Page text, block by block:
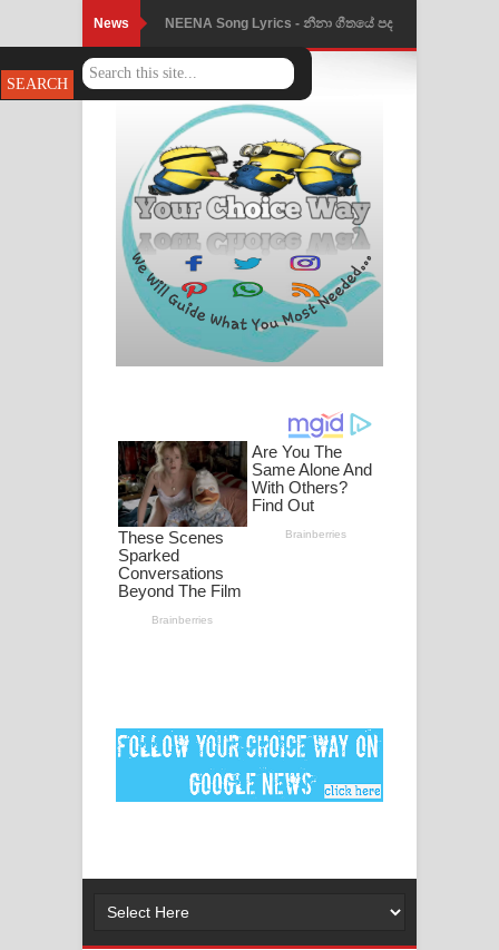
News NEENA Song Lyrics - නීනා ගීතයේ පද
පෙළ
Ahimi Wimai Himi Song Lyrics - අහිමි
විමයි හිමි ගීතයේ පද පෙළ
Mathaka Parana Song Lyrics - මතක
පාරනා ගීතයේ පද පෙළ
Nimnadhen Song Lyrics - නිම්නාදෙන්
ගීතයේ පද පෙළ
ඔබමයි මගේ ආදරේ ගීතයේ පද පෙළ
Pansal Gihin Song Lyrics - පන්සල් ගිහිං
ගීතයේ පද පෙළ
Ankeliya Song Lyrics - අංකෙළිය ගීතයේ
ගීතයේ පද පෙළ
MANAMALA KATHA Song Lyrics -
2026 football world cup song lyrics